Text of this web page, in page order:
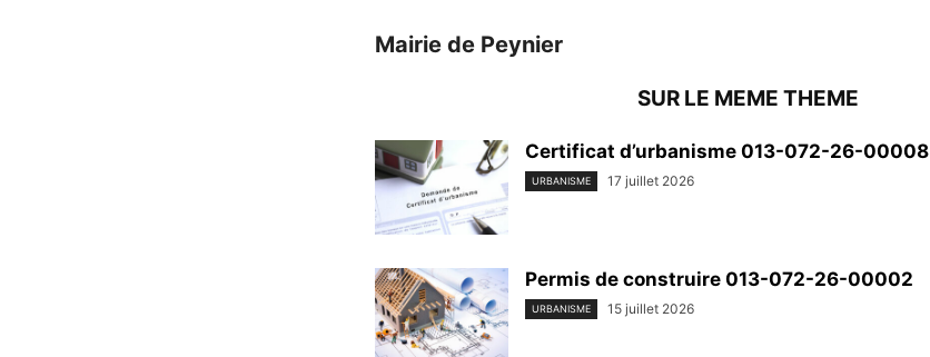
Mairie de Peynier
SUR LE MEME THEME
Certificat d’urbanisme 013-072-26-00008
URBANISME 17 juillet 2026
Permis de construire 013-072-26-00002
URBANISME 15 juillet 2026